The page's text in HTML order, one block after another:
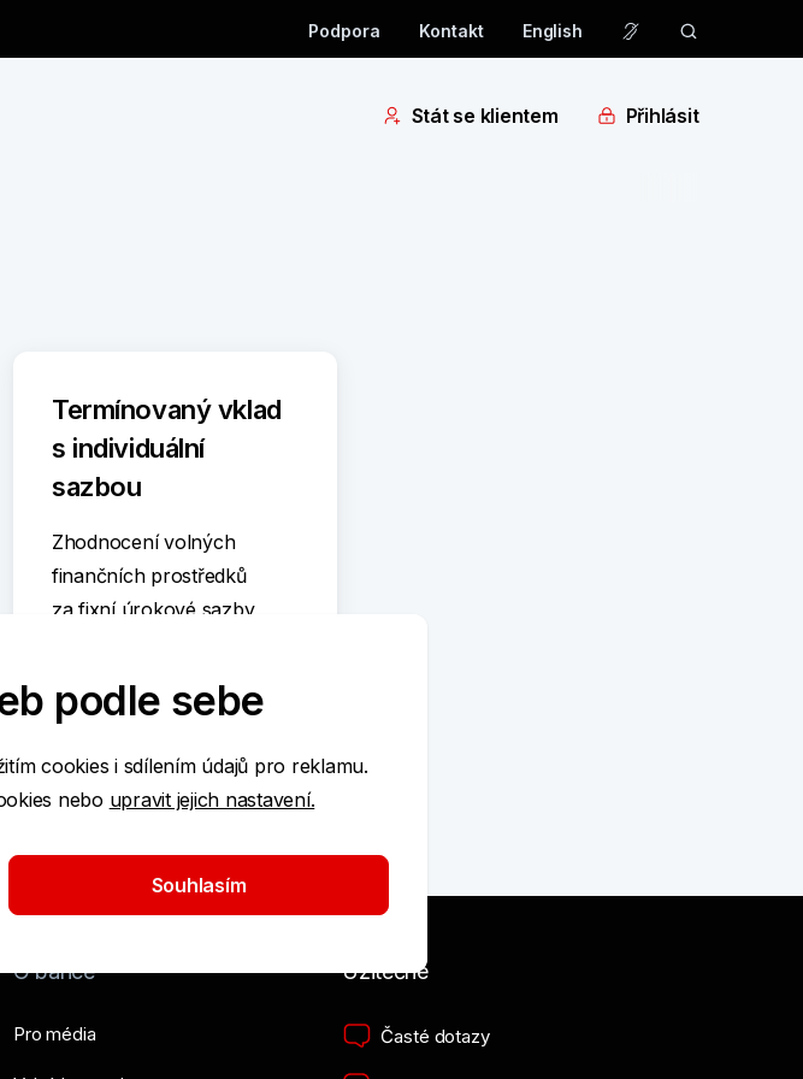
Podpora Kontakt English
Stát se klientem Přihlásit
Termínovaný vklad
s individuální
sazbou
Zhodnocení volných
finančních prostředků
za fixní úrokové sazby
O termínovaném vkladu
O bance
Pro média
Užitečné
Časté dotazy
podle sebe
cookies i sdílením údajů pro reklamu.
nebo upravit jejich nastavení.
Souhlasím